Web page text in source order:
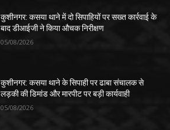
कुशीनगर: कसया थाने में दो सिपाहियों पर सख्त कार्रवाई के
बाद डीआईजी ने किया औचक निरीक्षण
05/08/2026
कुशीनगर: कसया थाने के सिपाही पर ढाबा संचालक से
लड़की की डिमांड और मारपीट पर बड़ी कार्यवाही
05/08/2026